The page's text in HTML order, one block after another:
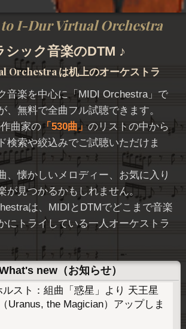
to I-Dur Virtual Orchestra
シック音楽のDTM ♪
Orchestra は机上のオーケストラ
音楽を中心に「MIDI Orchestra」で
、無料で全曲フル試聴できます。
曲家の 530曲
のリストの中から
検索や絞込みでご試聴いただけま
、懐かしいメロディー、お気に入り
が見つかるかもしれません。
は、MIDIとDTMでどこまで音楽
にトライしている一人オーケストラ
new（お知らせ）
ルスト：組曲「惑星」より 天王星
Uranus, the Magician）アップしま